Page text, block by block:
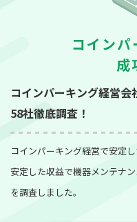
コインパ
成
コインパーキング経営会
58社徹底調査！
コインパーキング経営で安定
安定した収益で機器メンテナ
を調査しました。